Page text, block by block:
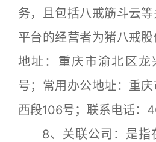
务，且包括八戒筋斗云
平台的经营者为猪八戒
地址：重庆市渝北区龙
号；常用办公地址：重
西段106号；联系电话：
8、关联公司：是指